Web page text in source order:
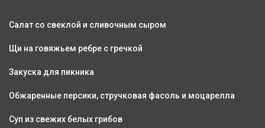
Салат со свеклой и сливочным сыром
Щи на говяжьем ребре с гречкой
Закуска для пикника
Обжаренные персики, стручковая фасоль и моцарелла
Суп из свежих белых грибов